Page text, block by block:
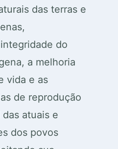
das terras e
do
a melhoria
vida e as
de reprodução
atuais e
dos povos